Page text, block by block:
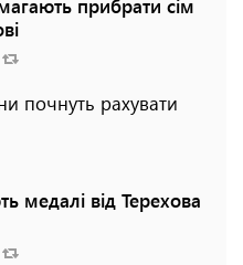
прибрати сім
почнуть рахувати
медалі від Терехова